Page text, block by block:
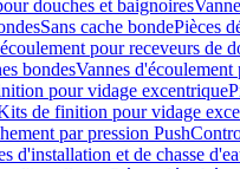
douches et baignoires
Sans cache bondePièces
pour receveurs de
bondesVannes
pour vidage excentrique
de finition pour vidage
par pression
d'installation et de chasse